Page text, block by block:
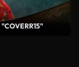
"COVERR15"